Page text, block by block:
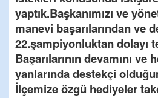
yaptık.Başkanımızı ve
manevi başarılarından ve
22.şampiyonluktan dolayı
Başarılarının devamını ve
yanlarında destekçi
İlçemize özgü hediyeler